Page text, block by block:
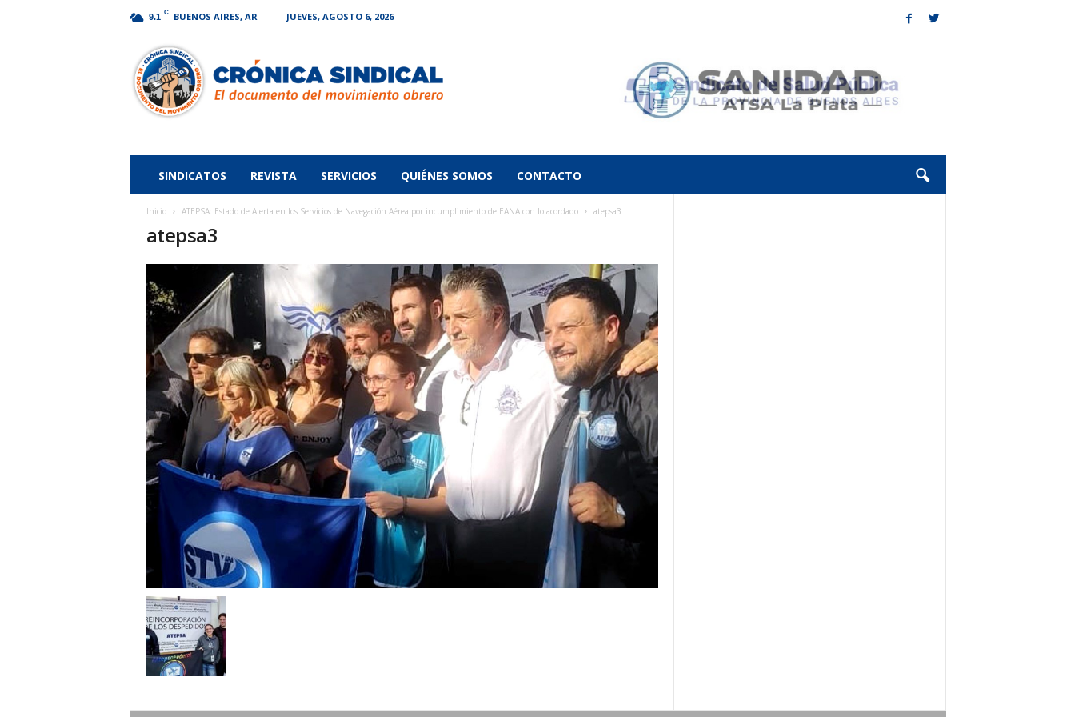
9.1 C BUENOS AIRES, AR JUEVES, AGOSTO 6, 2026
Sindical
SINDICATOS REVISTA SERVICIOS QUIÉNES SOMOS CONTACTO
Inicio ATEPSA: Estado de Alerta en los Servicios de Navegación Aérea por incumplimiento de EANA con lo acordado atepsa3
atepsa3